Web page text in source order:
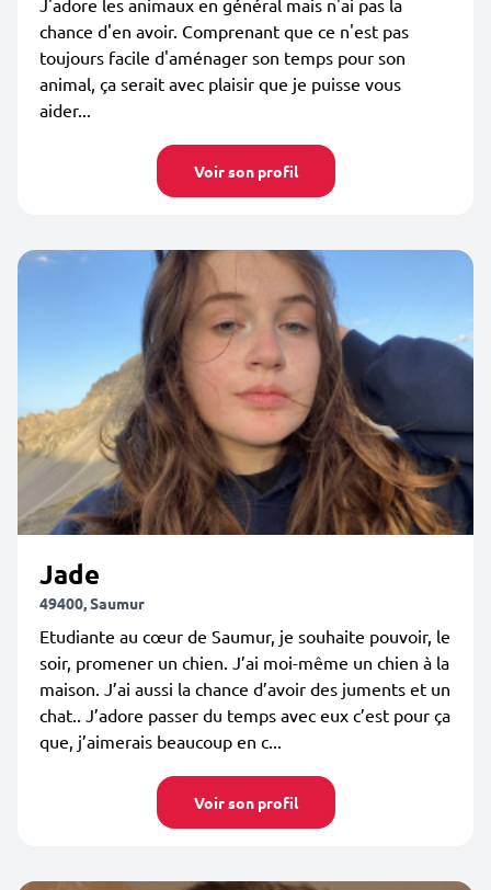
J'adore les animaux en général mais n'ai pas la
chance d'en avoir. Comprenant que ce n'est pas
toujours facile d'aménager son temps pour son
animal, ça serait avec plaisir que je puisse vous
aider...
Voir son profil
Jade
49400, Saumur
Etudiante au cœur de Saumur, je souhaite pouvoir, le
soir, promener un chien. J’ai moi-même un chien à la
maison. J’ai aussi la chance d’avoir des juments et un
chat.. J’adore passer du temps avec eux c’est pour ça
que, j’aimerais beaucoup en c...
Voir son profil